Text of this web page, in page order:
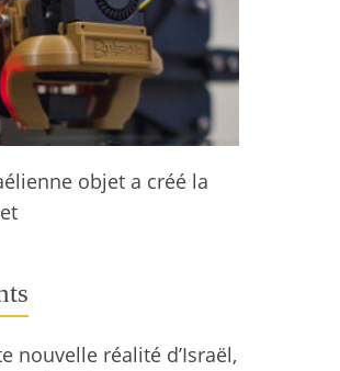
objet a créé la
nouvelle réalité d’Israël,